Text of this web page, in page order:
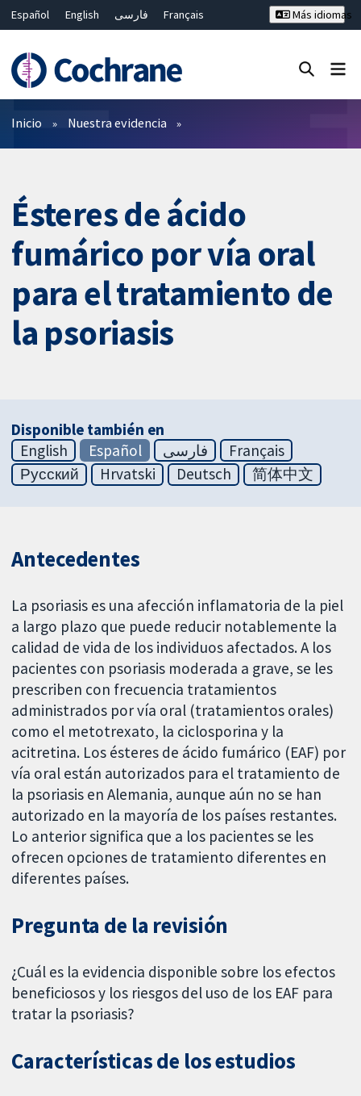
Español English فارسی
Français
Bahasa Malaysia
ไทย 繁體中文
Más idiomas
Filtros
Inicio Nuestra evidencia
Ésteres de ácido
fumárico por vía oral
para el tratamiento de
la psoriasis
Disponible también en
English
Español فارسی
Français
Русский
Hrvatski Deutsch 简体中文
Antecedentes
La psoriasis es una afección inflamatoria de la piel
a largo plazo que puede reducir notablemente la
calidad de vida de los individuos afectados. A los
pacientes con psoriasis moderada a grave, se les
prescriben con frecuencia tratamientos
administrados por vía oral (tratamientos orales)
como el metotrexato, la ciclosporina y la
acitretina. Los ésteres de ácido fumárico (EAF) por
vía oral están autorizados para el tratamiento de
la psoriasis en Alemania, aunque aún no se han
autorizado en la mayoría de los países restantes.
Lo anterior significa que a los pacientes se les
ofrecen opciones de tratamiento diferentes en
diferentes países.
Pregunta de la revisión
¿Cuál es la evidencia disponible sobre los efectos
beneficiosos y los riesgos del uso de los EAF para
tratar la psoriasis?
Características de los estudios